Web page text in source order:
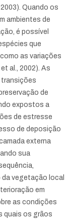
Quando os
ambientes de
é possível
que
as variações
al., 2002). As
transições
de
expostos a
de estresse
de deposição
externa
sua
vegetação local
em
as condições
quais os grãos